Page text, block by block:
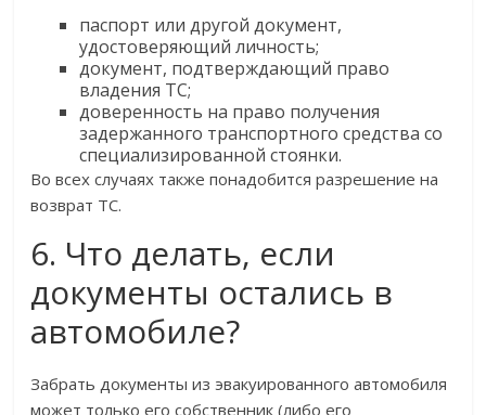
паспорт или другой документ,
удостоверяющий личность;
документ, подтверждающий право
владения ТС;
доверенность на право получения
задержанного транспортного средства со
специализированной стоянки.
Во всех случаях также понадобится разрешение на
возврат ТС.
6. Что делать, если
документы остались в
автомобиле?
Забрать документы из эвакуированного автомобиля
может только его собственник (либо его